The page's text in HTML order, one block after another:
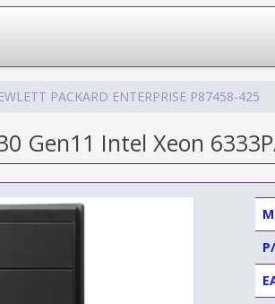
PACKARD ENTERPRISE P87458-425
Gen11 Intel Xeon